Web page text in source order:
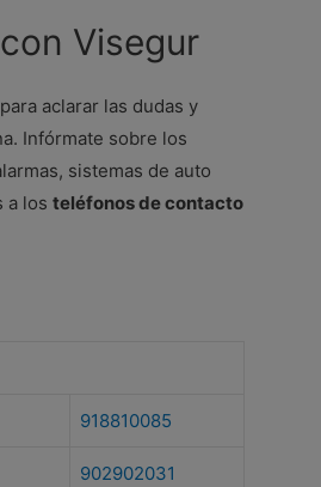
Visegur
aclarar las dudas y
Infórmate sobre los
sistemas de auto
a losteléfonos de contacto
918810085
902902031